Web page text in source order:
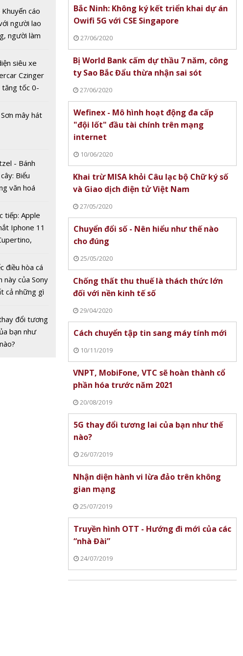
thiện dải
laptop
tung ra 4
trước
đĩa đơn mới
mang tên
Venom'
Khuyến cáo
người lao
người làm
tại khu dịch
dịch
19
siêu xe
Czinger
tăng tốc 0-
mây hát
- Bánh
Biểu
văn hoá
cãi về nguồn
tiếp: Apple
Iphone 11
điều hòa cá
này của Sony
cả những gì
mùa hè
nực
đổi tương
bạn như
Bắc Ninh: Không ký kết triển khai dự án
Owifi 5G với CSE Singapore
27/06/2020
Bị World Bank cấm dự thầu 7 năm, công
ty Sao Bắc Đẩu thừa nhận sai sót
27/06/2020
Wefinex - Mô hình hoạt động đa cấp
"đội lốt" đầu tài chính trên mạng
internet
10/06/2020
Khai trừ MISA khỏi Câu lạc bộ Chữ ký số
và Giao dịch điện tử Việt Nam
27/05/2020
Chuyển đổi số - Nên hiểu như thế nào
cho đúng
25/05/2020
Chống thất thu thuế là thách thức lớn
đối với nền kinh tế số
29/04/2020
Cách chuyển tập tin sang máy tính mới
10/11/2019
VNPT, MobiFone, VTC sẽ hoàn thành cổ
phần hóa trước năm 2021
20/08/2019
5G thay đổi tương lai của bạn như thế
nào?
26/07/2019
Nhận diện hành vi lừa đảo trên không
gian mạng
25/07/2019
Truyền hình OTT - Hướng đi mới của các
“nhà Đài”
24/07/2019